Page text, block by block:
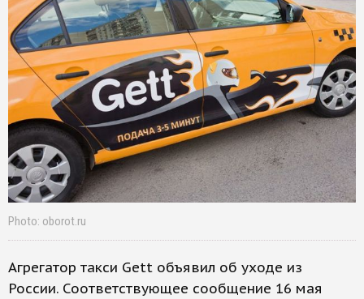
Photo: oborot.ru
Агрегатор такси Gett объявил об уходе из
России. Соответствующее сообщение 16 мая